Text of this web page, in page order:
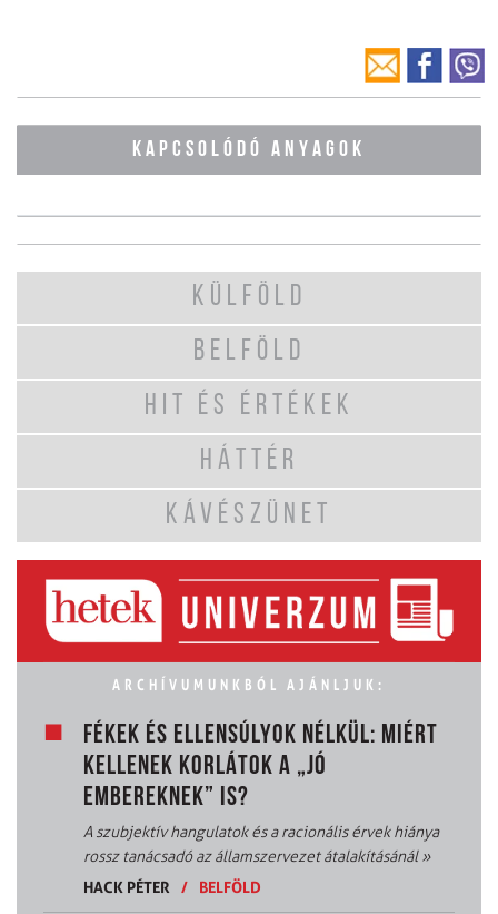
KAPCSOLÓDÓ ANYAGOK
KÜLFÖLD
BELFÖLD
HIT ÉS ÉRTÉKEK
HÁTTÉR
KÁVÉSZÜNET
ARCHÍVUMUNKBÓL AJÁNLJUK:
FÉKEK ÉS ELLENSÚLYOK NÉLKÜL: MIÉRT
KELLENEK KORLÁTOK A „JÓ
EMBEREKNEK” IS?
A szubjektív hangulatok és a racionális érvek hiánya
rossz tanácsadó az államszervezet átalakításánál»
HACK PÉTER
/ BELFÖLD